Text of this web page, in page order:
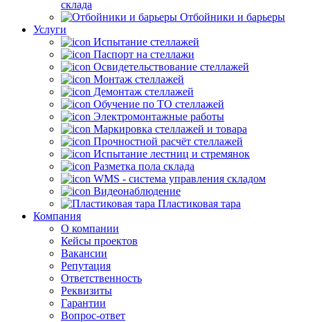
склада
Отбойники и барьеры
Услуги
Испытание стеллажей
Паспорт на стеллажи
Освидетельствование стеллажей
Монтаж стеллажей
Демонтаж стеллажей
Обучение по ТО стеллажей
Электромонтажные работы
Маркировка стеллажей и товара
Прочностной расчёт стеллажей
Испытание лестниц и стремянок
Разметка пола склада
WMS - система управления складом
Видеонаблюдение
Пластиковая тара
Компания
О компании
Кейсы проектов
Вакансии
Репутация
Ответственность
Реквизиты
Гарантии
Вопрос-ответ